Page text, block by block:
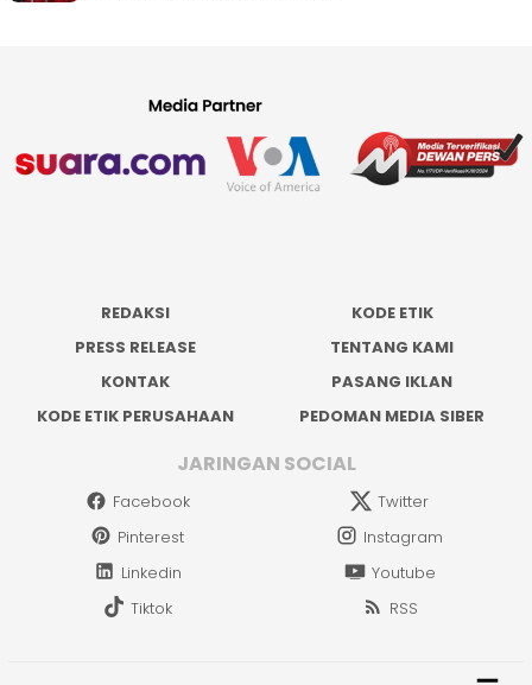
REDAKSI
KODE ETIK
PRESS RELEASE
TENTANG KAMI
KONTAK
PASANG IKLAN
KODE ETIK PERUSAHAAN
PEDOMAN MEDIA SIBER
JARINGAN SOCIAL
Facebook
Twitter
Pinterest
Instagram
Linkedin
Youtube
Tiktok
RSS